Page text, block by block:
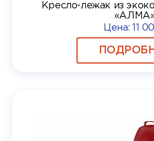
Кресло-лежак из
Цена:
11